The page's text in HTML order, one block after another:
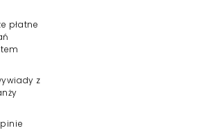
płatne
z